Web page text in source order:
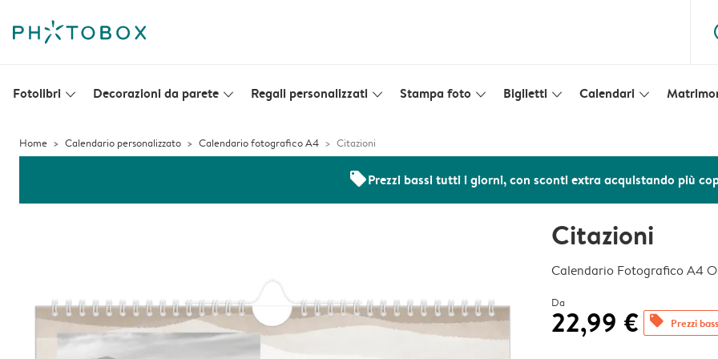
Fotolibri slim_arrow_down Decorazioni da parete slim_arrow_down Regali personalizzati slim_arrow_down Stampa foto slim_arrow_down Biglietti slim_arrow_down Calendari slim_arrow_down
Home Calendario personalizzato Calendario fotografico A4 Citazioni
offersPrezzi bassi tutti i giorni, con sconti extra acquistando più
Citazioni
Calendario Fotografico A4
Da
22,99 € offers Prezzi